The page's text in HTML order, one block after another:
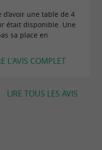
une table de 4
était disponible. Une
sa place en
L'AVIS COMPLET
LIRE TOUS LES AVIS